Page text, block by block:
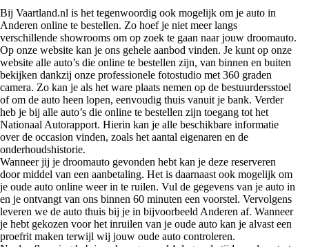
Bij Vaartland.nl is het tegenwoordig ook mogelijk om je auto in
Anderen online te bestellen. Zo hoef je niet meer langs
verschillende showrooms om op zoek te gaan naar jouw droomauto.
Op onze website kan je ons gehele aanbod vinden. Je kunt op onze
website alle auto’s die online te bestellen zijn, van binnen en buiten
bekijken dankzij onze professionele fotostudio met 360 graden
camera. Zo kan je als het ware plaats nemen op de bestuurdersstoel
of om de auto heen lopen, eenvoudig thuis vanuit je bank. Verder
heb je bij alle auto’s die online te bestellen zijn toegang tot het
Nationaal Autorapport. Hierin kan je alle beschikbare informatie
over de occasion vinden, zoals het aantal eigenaren en de
onderhoudshistorie.
Wanneer jij je droomauto gevonden hebt kan je deze reserveren
door middel van een aanbetaling. Het is daarnaast ook mogelijk om
je oude auto online weer in te ruilen. Vul de gegevens van je auto in
en je ontvangt van ons binnen 60 minuten een voorstel. Vervolgens
leveren we de auto thuis bij je in bijvoorbeeld Anderen af. Wanneer
je hebt gekozen voor het inruilen van je oude auto kan je alvast een
proefrit maken terwijl wij jouw oude auto controleren.